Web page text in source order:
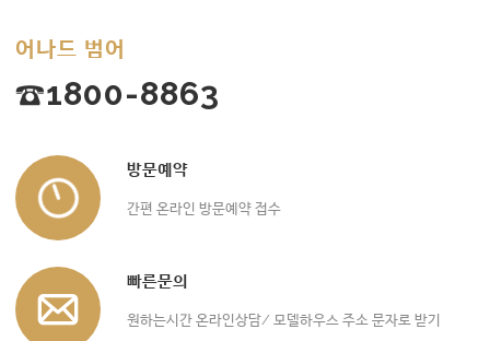
어나드 범어
☎1800-8863
방문예약
간편 온라인 방문예약 접수
빠른문의
원하는시간 온라인상담/ 모델하우스 주소 문자로 받기